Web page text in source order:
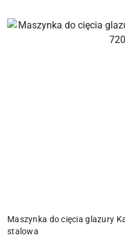
Maszynka do cięcia glazury
stalowa